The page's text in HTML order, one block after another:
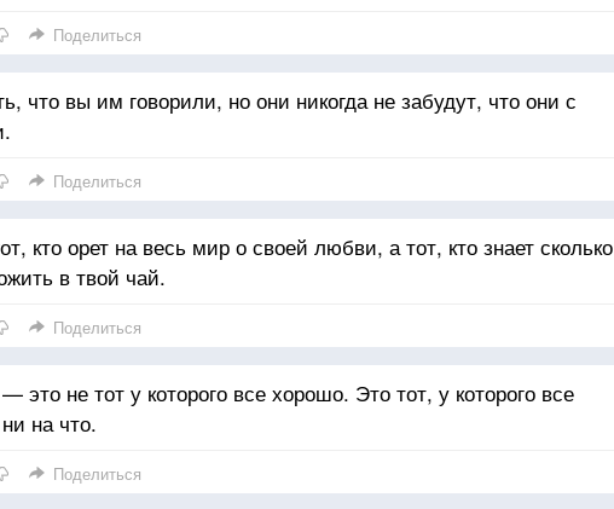
Поделиться
что вы им говорили, но они никогда не забудут, что они с
Поделиться
кто орет на весь мир о своей любви, а тот, кто знает сколько
в твой чай.
Поделиться
это не тот у которого все хорошо. Это тот, у которого все
на что.
Поделиться